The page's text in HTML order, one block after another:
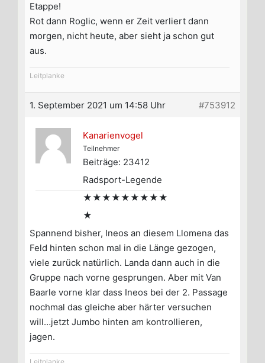
Etappe!
Rot dann Roglic, wenn er Zeit verliert dann
morgen, nicht heute, aber sieht ja schon gut
aus.
Leitplanke
1. September 2021 um 14:58 Uhr #753912
Kanarienvogel
Teilnehmer
Beiträge: 23412
Radsport-Legende
★★★★★★★★★
★
Spannend bisher, Ineos an diesem Llomena das
Feld hinten schon mal in die Länge gezogen,
viele zurück natürlich. Landa dann auch in die
Gruppe nach vorne gesprungen. Aber mit Van
Baarle vorne klar dass Ineos bei der 2. Passage
nochmal das gleiche aber härter versuchen
will…jetzt Jumbo hinten am kontrollieren,
jagen.